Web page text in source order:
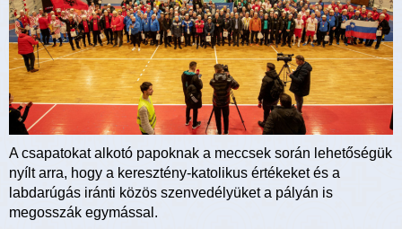
A csapatokat alkotó papoknak a meccsek során lehetőségük
nyílt arra, hogy a keresztény-katolikus értékeket és a
labdarúgás iránti közös szenvedélyüket a pályán is
megosszák egymással.